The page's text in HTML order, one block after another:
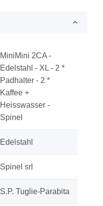
MiniMini 2CA -
Edelstahl - XL - 2 *
Padhalter - 2 *
Kaffee +
Heisswasser -
Spinel
Edelstahl
Spinel srl
S.P. Tuglie-Parabita